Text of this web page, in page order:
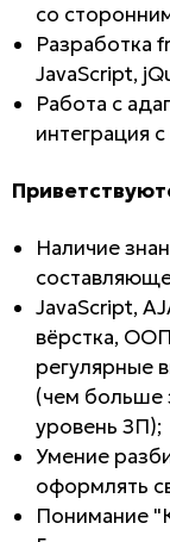
со
Разработка
JavaScript,
Работа с
интеграция
Наличие
JavaScript,
вёрстка,
регулярные
(чем больше
уровень ЗП);
Умение
оформлять
Понимание